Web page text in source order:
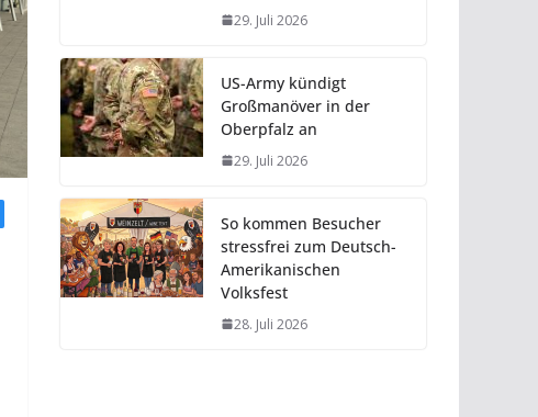
29. Juli 2026
US-Army kündigt
Großmanöver in der
Oberpfalz an
29. Juli 2026
So kommen Besucher
stressfrei zum Deutsch-
Amerikanischen
Volksfest
28. Juli 2026